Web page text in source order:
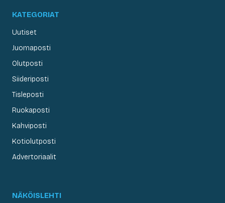
KATEGORIAT
Uutiset
Juomaposti
Olutposti
Siideriposti
Tisleposti
Ruokaposti
Kahviposti
Kotiolutposti
Advertoriaalit
NÄKÖISLEHTI